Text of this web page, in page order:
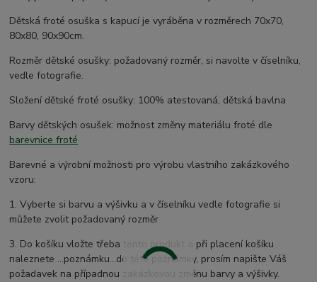
Dětská froté osuška s kapucí je vyráběna v rozměrech 70x70,
80x80, 90x90cm.
Rozměr dětské osušky: požadovaný rozměr, si navolte v číselníku,
vedle fotografie.
Složení dětské froté osušky: 100% atestovaná, dětská bavlna
Barvy dětských osušek: možnost změny materiálu froté dle
barevnice froté
Barevné a výrobní možnosti pro výrobu vlastního zakázkového
vzoru:
1. Vyberte si barvu a výšivku a v číselníku vedle fotografie si
můžete zvolit požadovaný rozměr
3. Do košíku vložte třeba tento produkt a při placení košíku
naleznete ...poznámku...do této poznámky, prosím napište Váš
požadavek na případnou zakázkovou změnu barvy a výšivky.